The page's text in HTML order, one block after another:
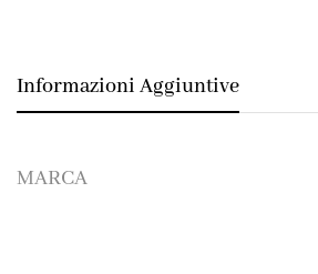
Informazioni Aggiuntive
MARCA